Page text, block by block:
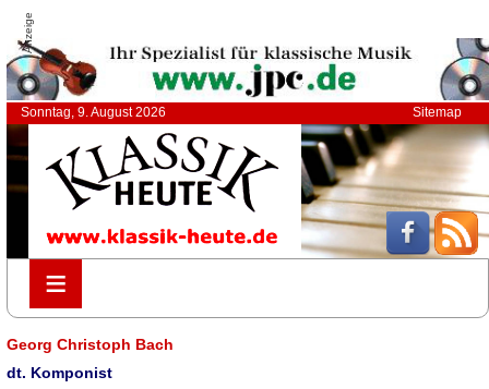
Anzeige
Sonntag, 9. August 2026 Sitemap
≡
≡
Georg Christoph Bach
dt. Komponist